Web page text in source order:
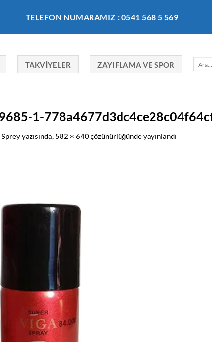
TELEFON NUMARAMIZ : 0541 568 5 569
TAKVIYELER ZAYIFLAMA VE SPOR
1-
yazısında, 582 × 640çözünürlüğünde yayınlandı